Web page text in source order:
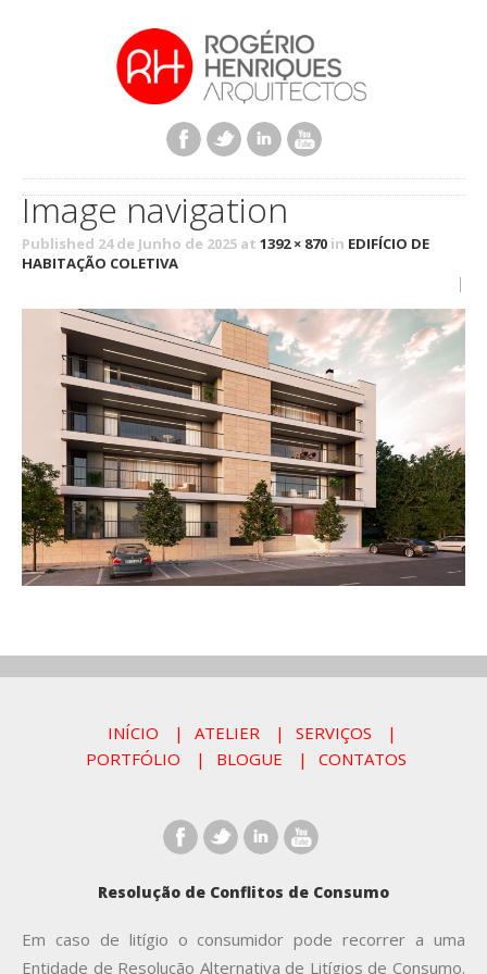
Image navigation
Published 24 de Junho de 2025 at 1392 × 870 in EDIFÍCIO DE
HABITAÇÃO COLETIVA
|
INÍCIO ATELIER
SERVIÇOS
PORTFÓLIO
BLOGUE CONTATOS
Resolução de Conflitos de Consumo
Em caso de litígio o consumidor pode recorrer a uma
Entidade de Resolução Alternativa de Litígios de Consumo.